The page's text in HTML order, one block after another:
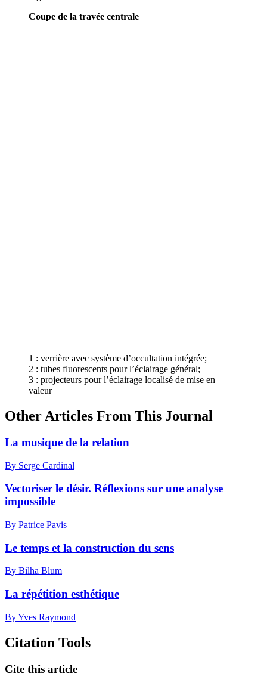
Coupe de la travée centrale
1 : verrière avec système d’occultation intégrée;
2 : tubes fluorescents pour l’éclairage général;
3 : projecteurs pour l’éclairage localisé de mise en
valeur
Other Articles From This Journal
La musique de la relation
By Serge Cardinal
Vectoriser le désir. Réflexions sur une analyse
impossible
By Patrice Pavis
Le temps et la construction du sens
By Bilha Blum
La répétition esthétique
By Yves Raymond
Citation Tools
Cite this article